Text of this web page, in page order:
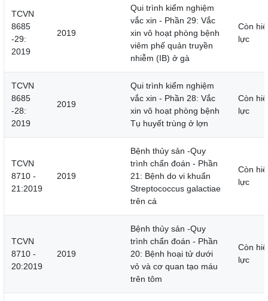
TCVN
8685
-29:
2019
2019
Qui trình kiểm nghiệm
vắc xin - Phần 29: Vắc
xin vô hoạt phòng bệnh
viêm phế quản truyền
nhiễm (IB) ở gà
Còn
lực
TCVN
8685
-28:
2019
2019
Qui trình kiểm nghiệm
vắc xin - Phần 28: Vắc
xin vô hoạt phòng bệnh
Tụ huyết trùng ở lợn
Còn
lực
TCVN
8710 -
21:2019
2019
Bệnh thủy sản -Quy
trình chẩn đoán - Phần
21: Bệnh do vi khuẩn
Streptococcus galactiae
trên cá
Còn
lực
TCVN
8710 -
20:2019
2019
Bệnh thủy sản -Quy
trình chẩn đoán - Phần
20: Bệnh hoại tử dưới
vỏ và cơ quan tạo máu
trên tôm
Còn
lực